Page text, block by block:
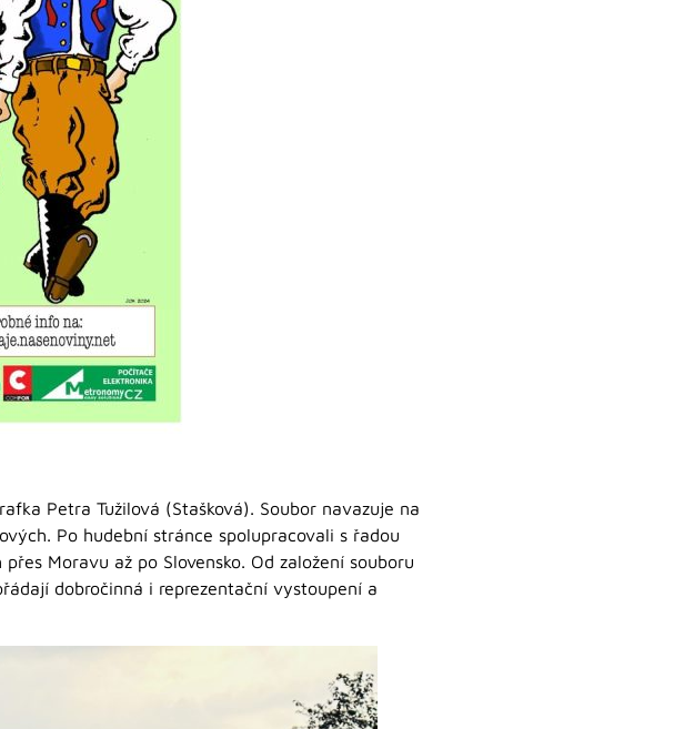
Petra Tužilová (Stašková). Soubor navazuje na
Po hudební stránce spolupracovali s řadou
Moravu až po Slovensko. Od založení souboru
dobročinná i reprezentační vystoupení a